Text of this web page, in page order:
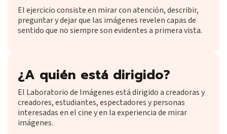
El ejercicio consiste en mirar con atención, describir,
preguntar y dejar que las imágenes revelen capas de
sentido que no siempre son evidentes a primera vista.
¿A quién está dirigido?
El Laboratorio de Imágenes está dirigido a creadoras y
creadores, estudiantes, espectadores y personas
interesadas en el cine y en la experiencia de mirar
imágenes.